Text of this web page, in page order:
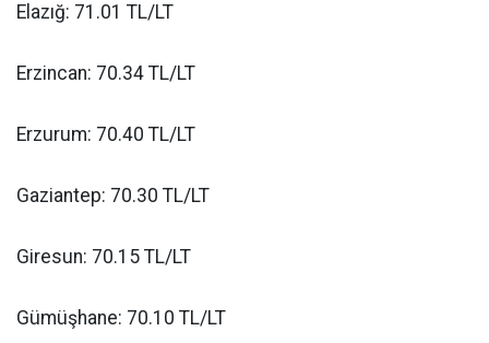
Elazığ: 71.01 TL/LT
Erzincan: 70.34 TL/LT
Erzurum: 70.40 TL/LT
Gaziantep: 70.30 TL/LT
Giresun: 70.15 TL/LT
Gümüşhane: 70.10 TL/LT